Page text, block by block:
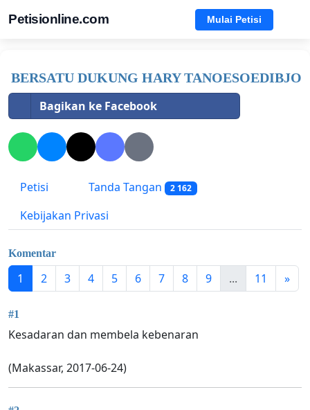
Petisionline.com Mulai Petisi
BERSATU DUKUNG HARY TANOESOEDIBJO
Bagikan ke Facebook
Petisi Tanda Tangan 2 162
Kebijakan Privasi
Komentar
1 2 3 4 5 6 7 8 9 ... 11 »
#1
Kesadaran dan membela kebenaran
(Makassar, 2017-06-24)